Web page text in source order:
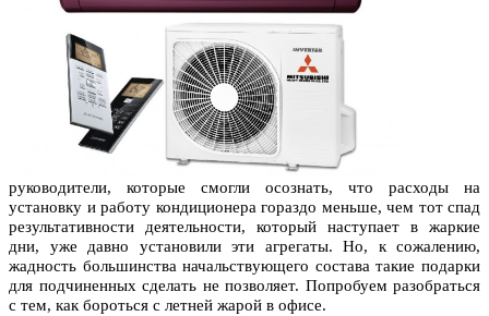
руководители, которые смогли осознать, что расходы на
установку и работу кондиционера гораздо меньше, чем тот спад
результативности деятельности, который наступает в жаркие
дни, уже давно установили эти агрегаты. Но, к сожалению,
жадность большинства начальствующего состава такие подарки
для подчиненных сделать не позволяет. Попробуем разобраться
с тем, как бороться с летней жарой в офисе.